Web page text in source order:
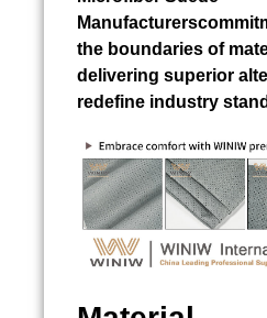
the boundaries of
delivering superior
redefine industry